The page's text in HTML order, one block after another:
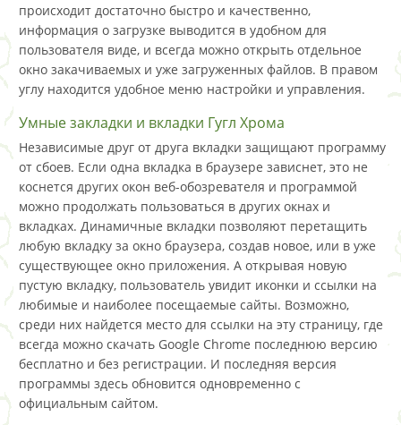
происходит достаточно быстро и качественно,
информация о загрузке выводится в удобном для
пользователя виде, и всегда можно открыть отдельное
окно закачиваемых и уже загруженных файлов. В правом
углу находится удобное меню настройки и управления.
Умные закладки и вкладки Гугл Хрома
Независимые друг от друга вкладки защищают программу
от сбоев. Если одна вкладка в браузере зависнет, это не
коснется других окон веб-обозревателя и программой
можно продолжать пользоваться в других окнах и
вкладках. Динамичные вкладки позволяют перетащить
любую вкладку за окно браузера, создав новое, или в уже
существующее окно приложения. А открывая новую
пустую вкладку, пользователь увидит иконки и ссылки на
любимые и наиболее посещаемые сайты. Возможно,
среди них найдется место для ссылки на эту страницу, где
всегда можно скачать Google Chrome последнюю версию
бесплатно и без регистрации. И последняя версия
программы здесь обновится одновременно с
официальным сайтом.